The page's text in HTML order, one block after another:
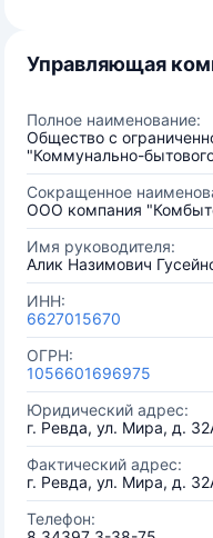
Управляющая
Полное наименование:
Общество с
"Коммунально-
Сокращенное
ООО компания
Имя руководителя:
Алик Назимович
ИНН:
6627015670
ОГРН:
1056601696975
Юридический адрес:
г. Ревда, ул. Мира, д.
Фактический адрес:
г. Ревда, ул. Мира, д.
Телефон: